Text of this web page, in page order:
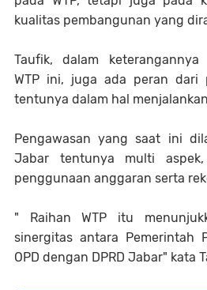
kualitas pembangunan yang
Taufik, dalam keterangannya
WTP ini, juga ada peran dari
tentunya dalam hal
Pengawasan yang saat ini
Jabar tentunya multi
penggunaan anggaran serta
" Raihan WTP itu
sinergitas antara Pemerintah
OPD dengan DPRD Jabar" kata